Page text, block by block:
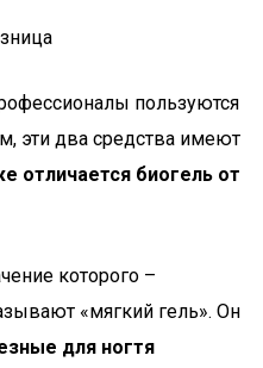
пользуются
эти два средства имеют
отличается биогель от
которого –
«мягкий гель». Он
для ногтя